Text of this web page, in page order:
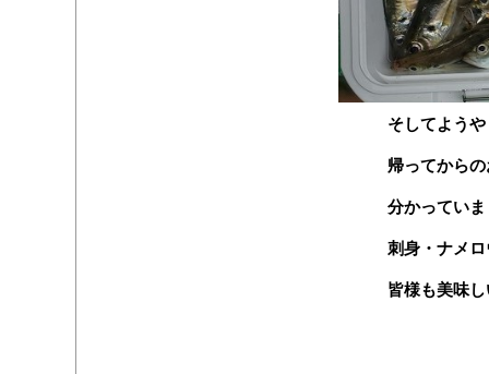
そしてよう
帰ってから
分かってい
刺身・ナメ
皆様も美味